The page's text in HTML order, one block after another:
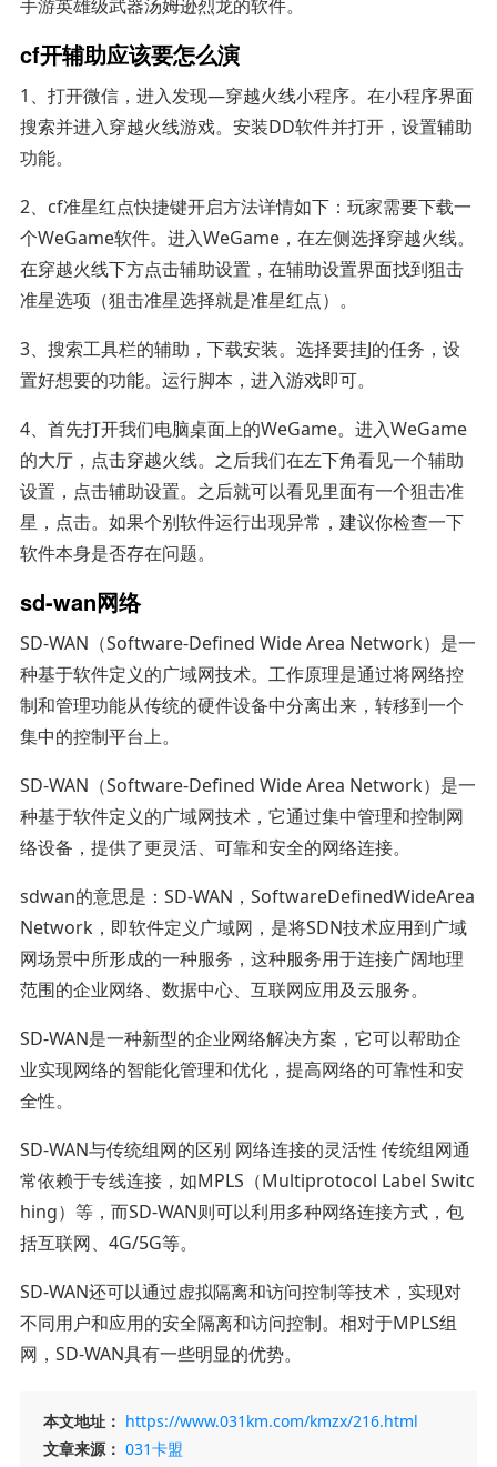
手游英雄级武器汤姆逊烈龙的软件。
cf开辅助应该要怎么演
1、打开微信，进入发现—穿越火线小程序。在小程序界面
搜索并进入穿越火线游戏。安装DD软件并打开，设置辅助
功能。
2、cf准星红点快捷键开启方法详情如下：玩家需要下载一
个WeGame软件。进入WeGame，在左侧选择穿越火线。
在穿越火线下方点击辅助设置，在辅助设置界面找到狙击
准星选项（狙击准星选择就是准星红点）。
3、搜索工具栏的辅助，下载安装。选择要挂J的任务，设
置好想要的功能。运行脚本，进入游戏即可。
4、首先打开我们电脑桌面上的WeGame。进入WeGame
的大厅，点击穿越火线。之后我们在左下角看见一个辅助
设置，点击辅助设置。之后就可以看见里面有一个狙击准
星，点击。如果个别软件运行出现异常，建议你检查一下
软件本身是否存在问题。
sd-wan网络
SD-WAN（Software-Defined Wide Area Network）是一
种基于软件定义的广域网技术。工作原理是通过将网络控
制和管理功能从传统的硬件设备中分离出来，转移到一个
集中的控制平台上。
SD-WAN（Software-Defined Wide Area Network）是一
种基于软件定义的广域网技术，它通过集中管理和控制网
络设备，提供了更灵活、可靠和安全的网络连接。
sdwan的意思是：SD-WAN，SoftwareDefinedWideArea
Network，即软件定义广域网，是将SDN技术应用到广域
网场景中所形成的一种服务，这种服务用于连接广阔地理
范围的企业网络、数据中心、互联网应用及云服务。
SD-WAN是一种新型的企业网络解决方案，它可以帮助企
业实现网络的智能化管理和优化，提高网络的可靠性和安
全性。
SD-WAN与传统组网的区别 网络连接的灵活性 传统组网通
常依赖于专线连接，如MPLS（Multiprotocol Label Switc
hing）等，而SD-WAN则可以利用多种网络连接方式，包
括互联网、4G/5G等。
SD-WAN还可以通过虚拟隔离和访问控制等技术，实现对
不同用户和应用的安全隔离和访问控制。相对于MPLS组
网，SD-WAN具有一些明显的优势。
本文地址： https://www.031km.com/kmzx/216.html
文章来源： 031卡盟